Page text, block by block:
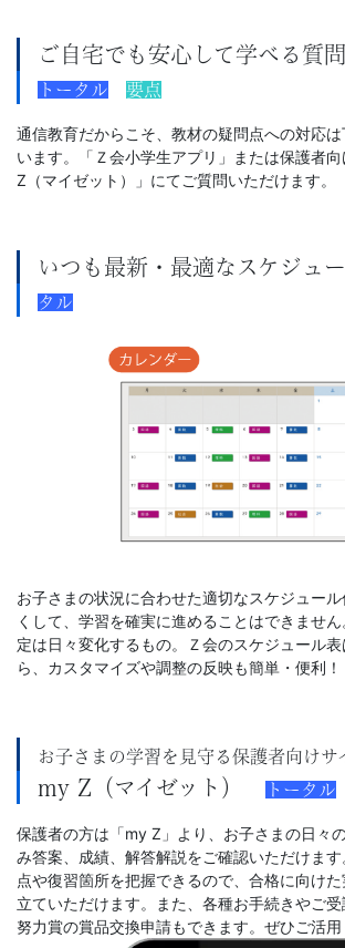
ご自宅でも安心して学べる質
トータル 要点
通信教育だからこそ、教材の疑問点への対応
います。「Ｚ会小学生アプリ」または保護者
Z（マイゼット）」にてご質問いただけます。
いつも最新・最適なスケジュ
タル
お子さまの状況に合わせた適切なスケジュー
くして、学習を確実に進めることはできませ
定は日々変化するもの。Ｚ会のスケジュール
ら、カスタマイズや調整の反映も簡単・便利！
お子さまの学習を見守る保護者向けサ
my Z（マイゼット） トータル
保護者の方は「my Z」より、お子さまの日々
み答案、成績、解答解説をご確認いただけま
点や復習箇所を把握できるので、合格に向け
立ていただけます。また、各種お手続きやご受
努力賞の賞品交換申請もできます。ぜひご活用